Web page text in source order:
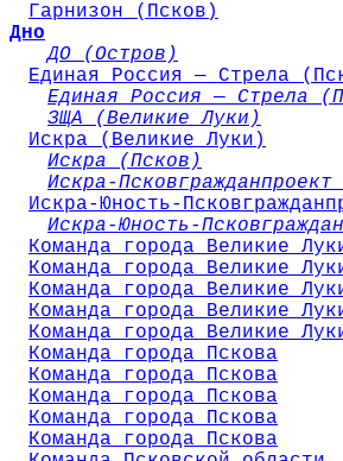
Гарнизон (Псков)
Дно
ДО (Остров)
Единая Россия — Стрела
Единая Россия — Стрела
ЗЩА (Великие Луки)
Искра (Великие Луки)
Искра (Псков)
Искра-
Искра-Юность-
Искра-Юность-
Команда города Великие
Команда города Великие
Команда города Великие
Команда города Великие
Команда города Великие
Команда города Пскова
Команда города Пскова
Команда города Пскова
Команда города Пскова
Команда города Пскова